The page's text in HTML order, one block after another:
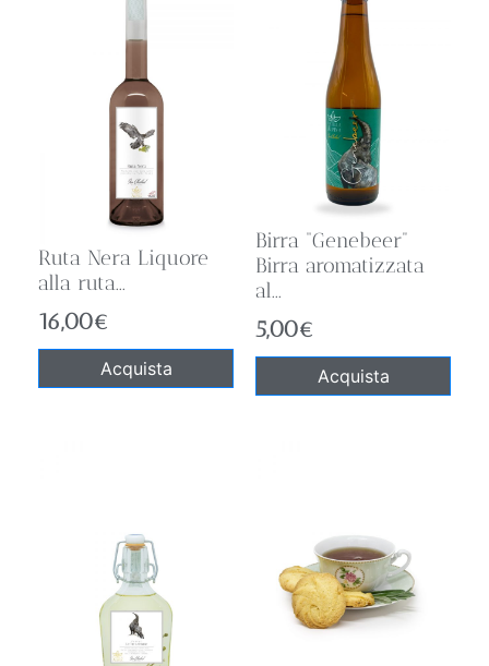
Ruta Nera Liquore
alla ruta...
16,00€
Acquista
Birra “Genebeer”
Birra aromatizzata
al...
5,00€
Acquista